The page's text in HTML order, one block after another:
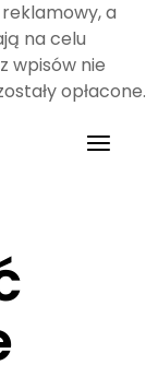
a
na celu
wpisów nie
opłacone.